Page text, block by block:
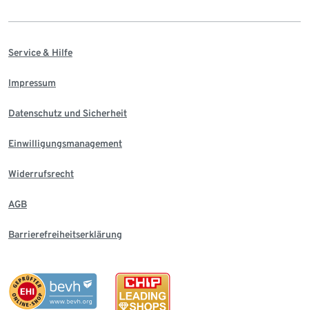
Service & Hilfe
Impressum
Datenschutz und Sicherheit
Einwilligungsmanagement
Widerrufsrecht
AGB
Barrierefreiheitserklärung